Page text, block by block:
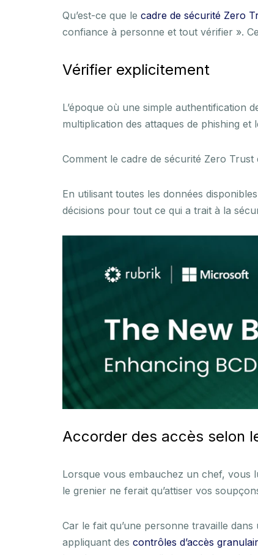
Qu’est-ce que le cadre de sécurité Zero
confiance à personne et tout vérifier ».
Vérifier explicitement
L’époque où une simple authentification
multiplication des attaques de phishing et
Comment le cadre de sécurité Zero
En utilisant toutes les données
décisions pour tout ce qui a trait à la
Accorder des accès selon
Lorsque vous embauchez un chef, vous
le grenier ne ferait qu’attiser vos
Car le fait qu’une personne travaille
appliquant des contrôles d’accès